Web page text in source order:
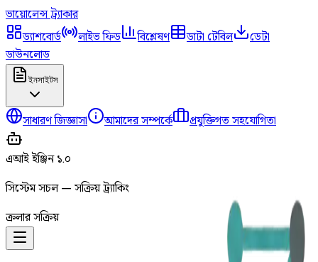
ভায়োলেন্সট্র্যাকার
ড্যাশবোর্ড
লাইভ ফিড বিশ্লেষণ ডাটা টেবিল
ডেটা
ডাউনলোড
ইনসাইটস
সাধারণ জিজ্ঞাসা আমাদের সম্পর্কে প্রযুক্তিগত সহযোগিতা
এআই ইঞ্জিন ১.০
সিস্টেম সচল — সক্রিয় ট্র্যাকিং
ক্রলার সক্রিয়